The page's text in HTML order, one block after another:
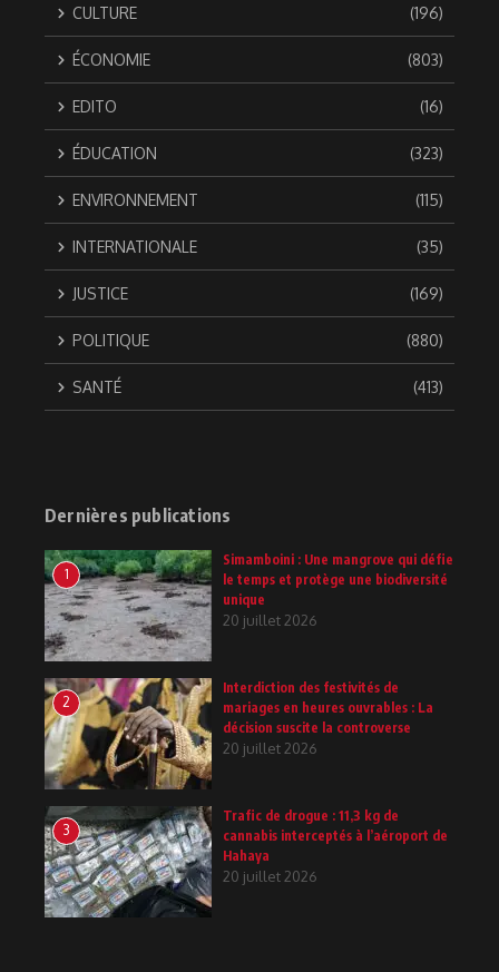
CULTURE (196)
ÉCONOMIE (803)
EDITO (16)
ÉDUCATION (323)
ENVIRONNEMENT (115)
INTERNATIONALE (35)
JUSTICE (169)
POLITIQUE (880)
SANTÉ (413)
Dernières publications
1
Simamboini : Une mangrove qui défie
le temps et protège une biodiversité
unique
20 juillet 2026
2
Interdiction des festivités de
mariages en heures ouvrables : La
décision suscite la controverse
20 juillet 2026
3
Trafic de drogue : 11,3 kg de
cannabis interceptés à l’aéroport de
Hahaya
20 juillet 2026